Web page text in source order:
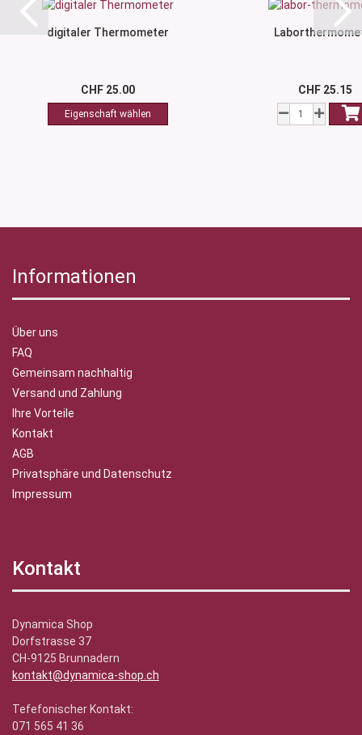
digitaler Thermometer
CHF 25.00 CHF 25.15
Informationen
Über uns
FAQ
Gemeinsam nachhaltig
Versand und Zahlung
Ihre Vorteile
Kontakt
AGB
Privatsphäre und Datenschutz
Impressum
Kontakt
Dynamica Shop
Dorfstrasse 37
CH-9125 Brunnadern
kontakt@dynamica-shop.ch
Tefefonischer Kontakt:
071 565 41 36